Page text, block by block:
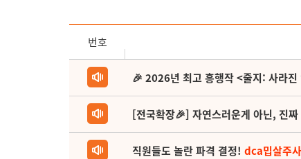
번호
🎉 2026년 최고 흥행작 <줄지: 사라
[전국확장🎉] 자연스러운게 아닌, 진
직원들도 놀란 파격 결정! dca밉살주